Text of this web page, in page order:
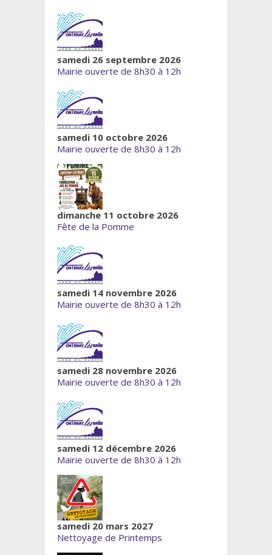
samedi 26 septembre 2026
Mairie ouverte de 8h30 à 12h
samedi 10 octobre 2026
Mairie ouverte de 8h30 à 12h
dimanche 11 octobre 2026
Fête de la Pomme
samedi 14 novembre 2026
Mairie ouverte de 8h30 à 12h
samedi 28 novembre 2026
Mairie ouverte de 8h30 à 12h
samedi 12 décembre 2026
Mairie ouverte de 8h30 à 12h
samedi 20 mars 2027
Nettoyage de Printemps